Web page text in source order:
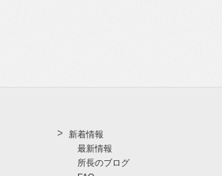
新着情報
最新情報
所長のブログ